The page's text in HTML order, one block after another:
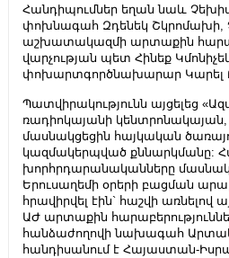
Հանդիպումներ եղան նաև
փոխնագահ Զդենեկ
աշխատակազմի արտաքին
վարչության պետ Հինեք
փոխարտգործնախարար Կարել
Պատվիրակությունն այցելեց
ռադիոկայանի
մասնակցեցին հայկական
կազմակերպված քննարկմանը:
խորհրդարանականները
Երուսաղեմի օրերի բացման
հրավիրվել էին` հաշվի առնելով
ԱԺ արտաքին
հանձաժողովի նախագահ
հանդիսանում է Հայաստան-